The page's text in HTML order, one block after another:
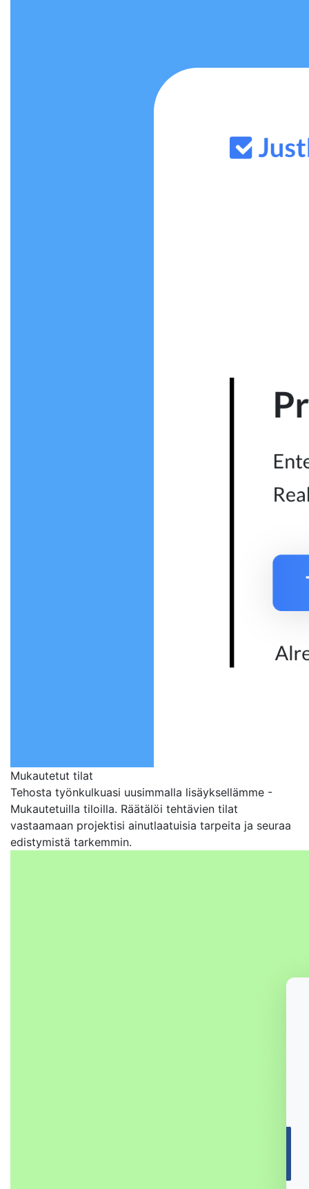
Mukautetut tilat
Tehosta työnkulkuasi uusimmalla lisäyksellämme -
Mukautetuilla tiloilla. Räätälöi tehtävien tilat
vastaamaan projektisi ainutlaatuisia tarpeita ja seuraa
edistymistä tarkemmin.